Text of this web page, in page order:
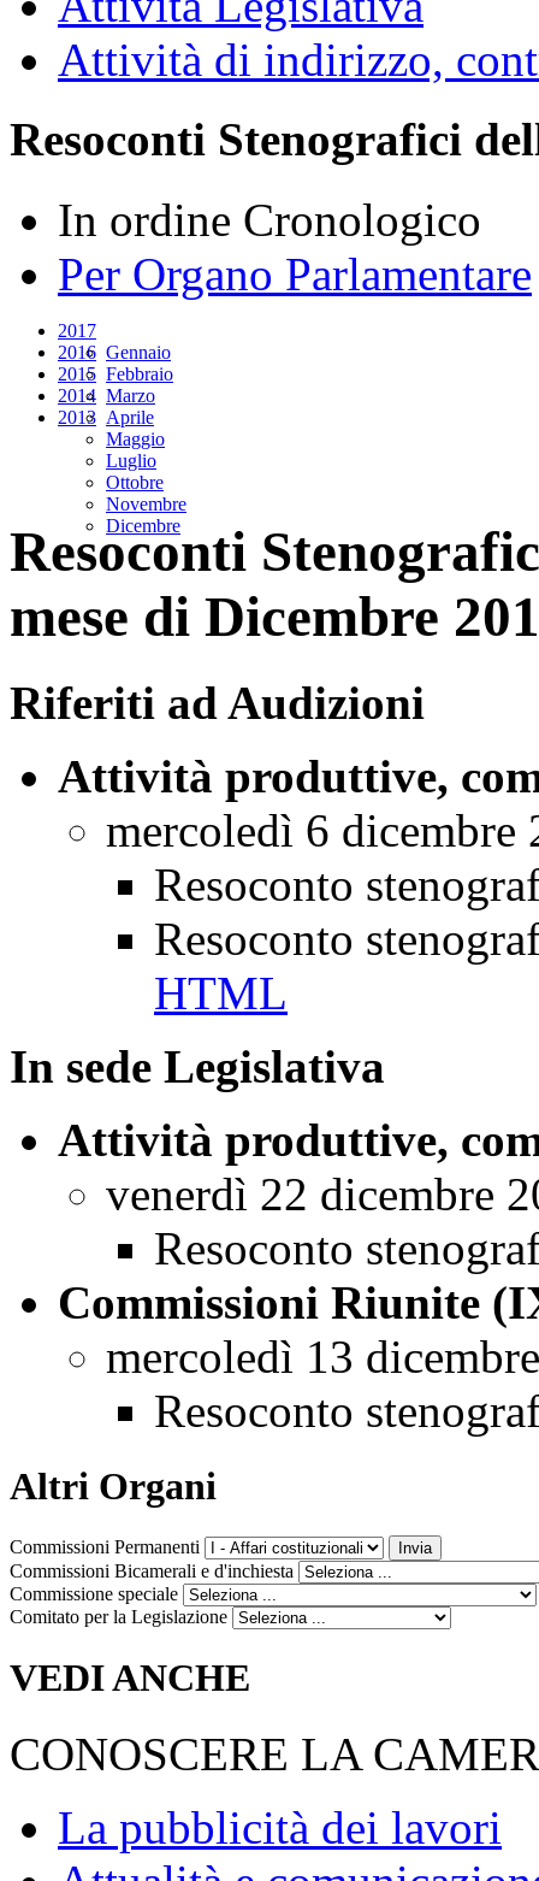
Attività di indirizzo,
Resoconti Stenografici
In ordine Cronologico
Per Organo Parlamentare
2017
Gennaio
Febbraio
Marzo
Aprile
Maggio
Luglio
Ottobre
Novembre
Dicembre
2016
2015
2014
2013
Resoconti
mese di Dicembre
Riferiti ad Audizioni
Attività produttive,
mercoledì 6 dicembre
Resoconto
Resoconto
HTML
In sede Legislativa
Attività produttive,
venerdì 22 dicembre
Resoconto
Commissioni Riunite
mercoledì 13
Resoconto
Altri Organi
Commissioni Permanenti
Commissioni Bicamerali e d'inchiesta
Commissione speciale
Comitato per la Legislazione
VEDI ANCHE
CONOSCERE LA
La pubblicità dei lavori